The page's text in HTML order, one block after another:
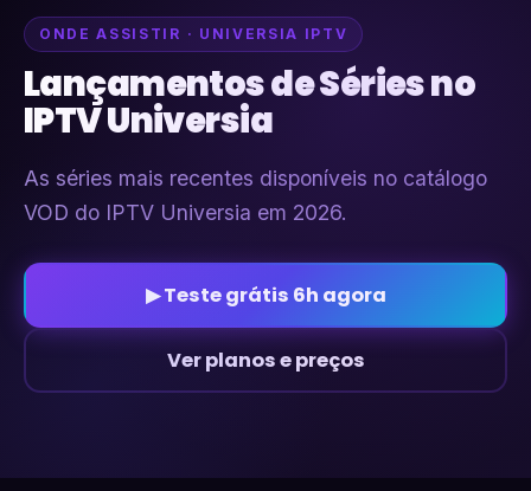
ONDE ASSISTIR · UNIVERSIA IPTV
Lançamentos de Séries no
IPTV Universia
As séries mais recentes disponíveis no catálogo
VOD do IPTV Universia em 2026.
▶ Teste grátis 6h agora
Ver planos e preços